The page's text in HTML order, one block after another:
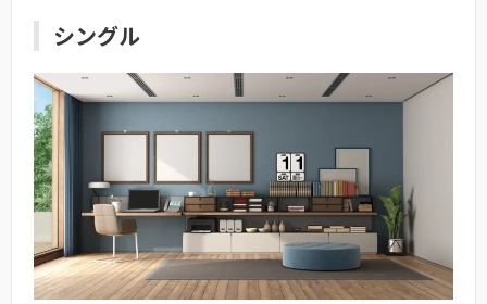
シングル